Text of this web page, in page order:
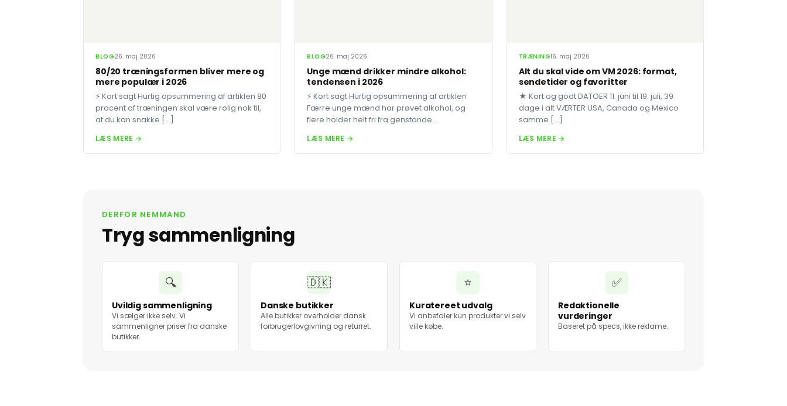
BLOG26. maj 2026
80/20 træningsformen bliver mere og
mere populær i 2026
⚡ Kort sagt Hurtig opsummering af artiklen 80
procent af træningen skal være rolig nok til,
at du kan snakke […]
LÆS MERE →
BLOG26. maj 2026
Unge mænd drikker mindre alkohol:
tendensen i 2026
⚡ Kort sagt Hurtig opsummering af artiklen
Færre unge mænd har prøvet alkohol, og
flere holder helt fri fra genstande...
LÆS MERE →
TRÆNING16. maj 2026
Alt du skal vide om VM 2026: format,
sendetider og favoritter
★ Kort og godt DATOER 11. juni til 19. juli, 39
dage i alt VÆRTER USA, Canada og Mexico
samme […]
LÆS MERE →
DERFOR NEMMAND
Tryg sammenligning
🔍
Uvildig sammenligning
Vi sælger ikke selv. Vi
sammenligner priser fra danske
butikker.
🇩🇰
Danske butikker
Alle butikker overholder dansk
forbrugerlovgivning og returret.
⭐
Kuratereet udvalg
Vi anbefaler kun produkter vi selv
ville købe.
✅
Redaktionelle
vurderinger
Baseret på specs, ikke reklame.